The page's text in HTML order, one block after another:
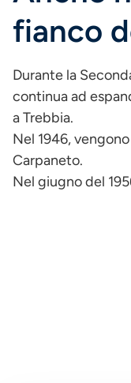
fianco
Durante la
continua ad
a Trebbia.
Nel 1946,
Carpaneto.
Nel giugno del